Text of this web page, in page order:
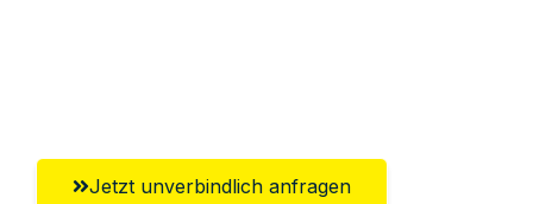
Jetzt unverbindlich anfragen